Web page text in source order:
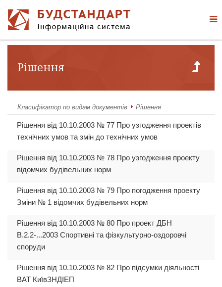
Рішення
Класифікатор по видам документів Рішення
Рішення від 10.10.2003 № 77 Про узгодження проектів
технічних умов та змін до технічних умов
Рішення від 10.10.2003 № 78 Про узгодження проекту
відомчих будівельних норм
Рішення від 10.10.2003 № 79 Про погодження проекту
Зміни № 1 відомчих будівельних норм
Рішення від 10.10.2003 № 80 Про проект ДБН
В.2.2-...2003 Спортивні та фізкультурно-оздоровчі
споруди
Рішення від 10.10.2003 № 82 Про підсумки діяльності
ВАТ КиївЗНДІЕП